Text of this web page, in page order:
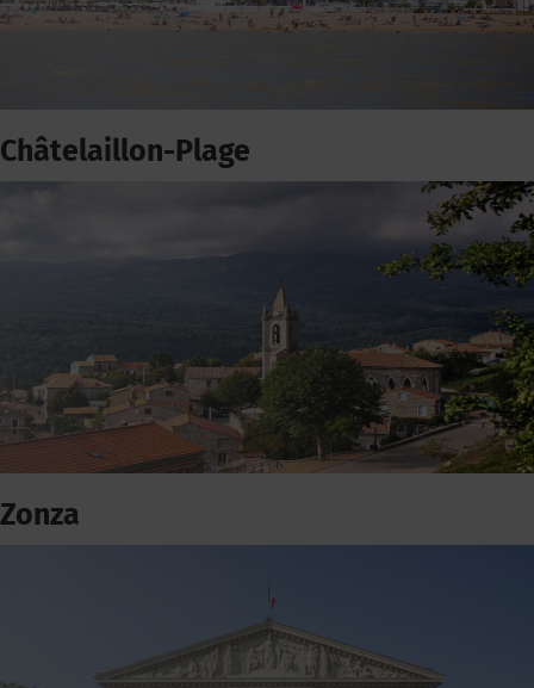
Châtelaillon-Plage
Zonza